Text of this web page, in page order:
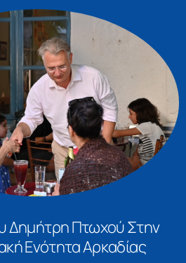
Δημήτρη Πτωχού Στην
Ενότητα Αρκαδίας